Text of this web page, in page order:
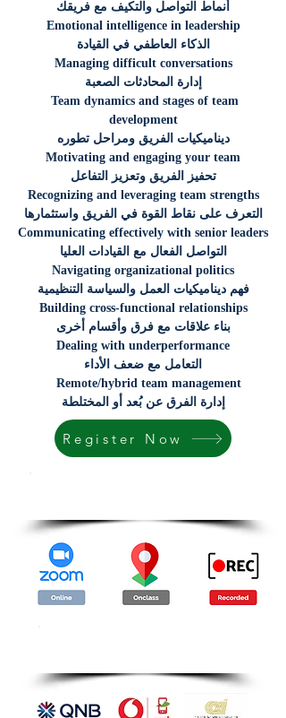
أنماط التواصل والتكيف مع فريقك
Emotional intelligence in leadership
الذكاء العاطفي في القيادة
Managing difficult conversations
إدارة المحادثات الصعبة
Team dynamics and stages of team
development
ديناميكيات الفريق ومراحل تطوره
Motivating and engaging your team
تحفيز الفريق وتعزيز التفاعل
Recognizing and leveraging team strengths
التعرف على نقاط القوة في الفريق واستثمارها
Communicating effectively with senior leaders
التواصل الفعال مع القيادات العليا
Navigating organizational politics
فهم ديناميكيات العمل والسياسة التنظيمية
Building cross-functional relationships
بناء علاقات مع فرق وأقسام أخرى
Dealing with underperformance
التعامل مع ضعف الأداء
Remote/hybrid team management
إدارة الفرق عن بُعد أو المختلطة
Register Now